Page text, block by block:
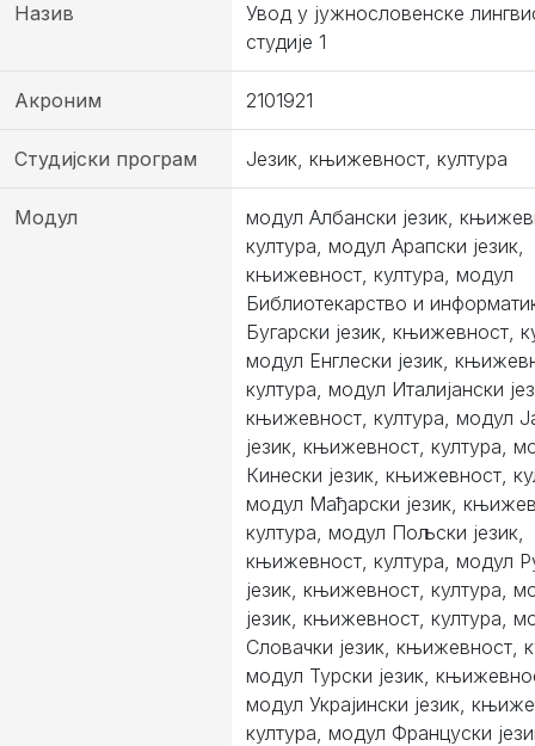
Назив
Увод у јужнословенске
студије 1
Акроним 2101921
Студијски програм Језик, књижевност, култура
Модул
модул Албански језик,
култура, модул Арапски језик,
књижевност, култура, модул
Библиотекарство и
Бугарски језик, књижевност,
модул Енглески језик,
култура, модул Италијански
књижевност, култура, модул
језик, књижевност, култура,
Кинески језик, књижевност,
модул Мађарски језик,
култура, модул Пољски језик,
књижевност, култура, модул
језик, књижевност, култура,
језик, књижевност, култура,
Словачки језик, књижевност,
модул Турски језик,
модул Украјински језик,
култура, модул Француски